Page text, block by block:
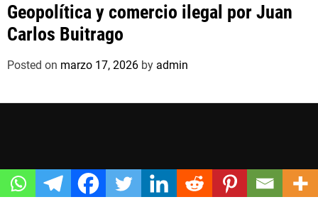
Geopolítica y comercio ilegal por Juan
Carlos Buitrago
Posted on marzo 17, 2026 by admin